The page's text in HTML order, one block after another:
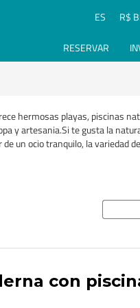
ES R$
RESERVAR
hermosas playas, piscinas
y artesania.Si te gusta la
un ocio tranquilo, la variedad
con